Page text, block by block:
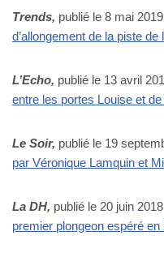
Trends, publié le 8 mai
d’allongement de la piste de
L’Echo, publié le 13 avril
entre les portes Louise et
Le Soir, publié le 19
par Véronique Lamquin et
La DH, publié le 20 juin
premier plongeon espéré en